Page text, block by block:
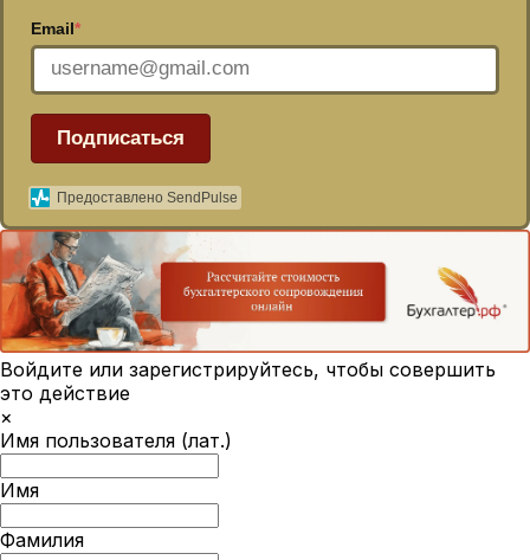
Email*
Подписаться
Предоставлено SendPulse
Войдите или зарегистрируйтесь, чтобы совершить
это действие
×
Имя пользователя (лат.)
Имя
Фамилия